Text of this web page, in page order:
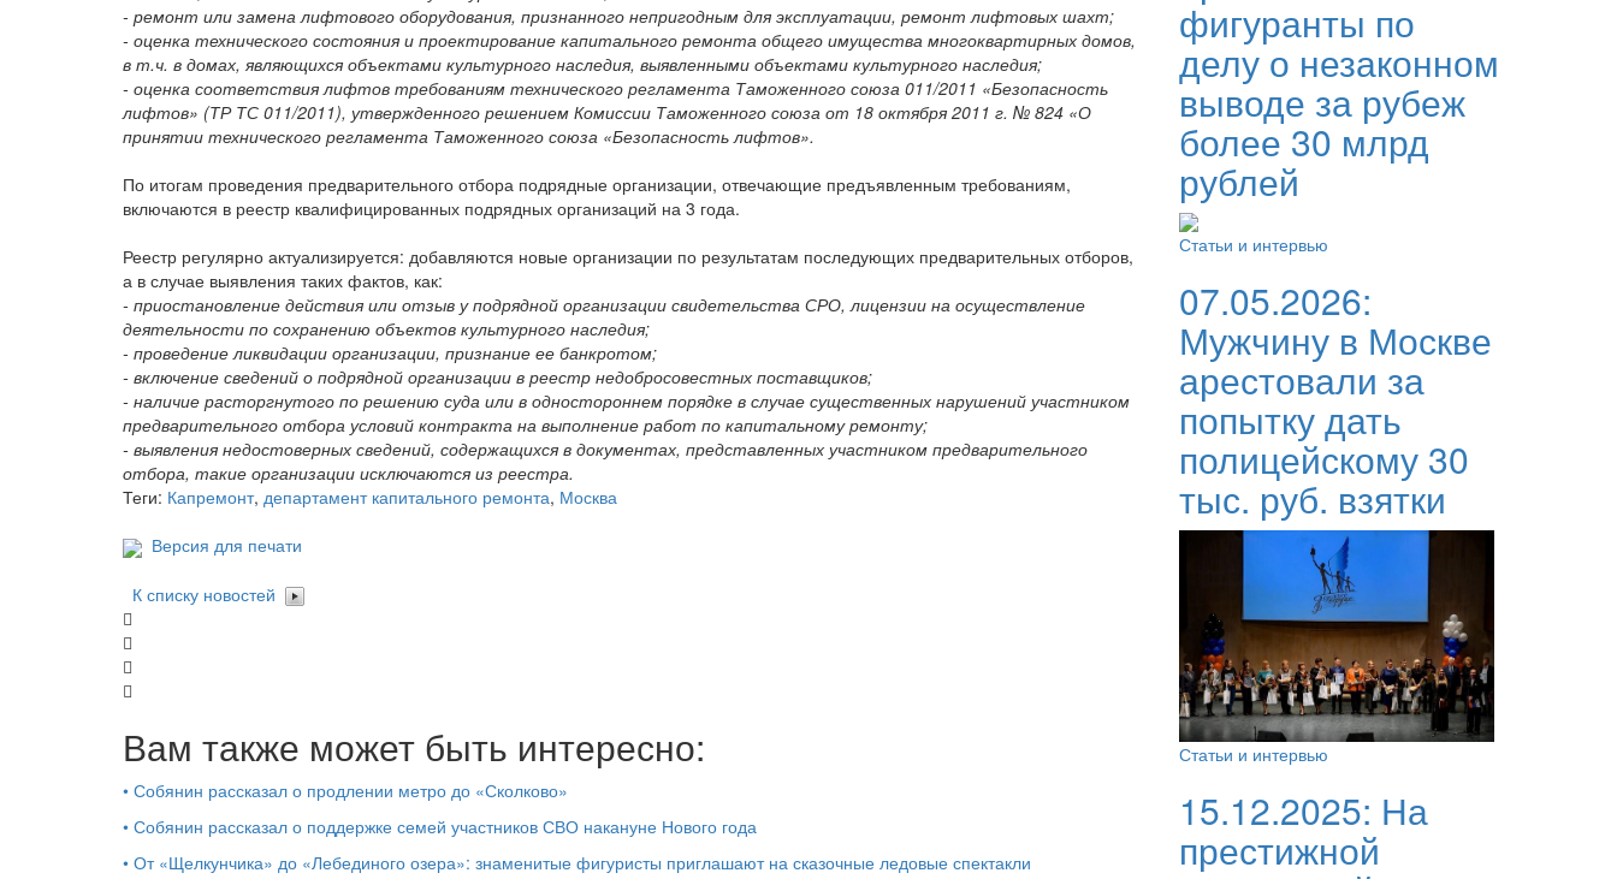
- ремонт или замена лифтового оборудования, признанного непригодным для эксплуатации, ремонт лифтовых шахт;
- оценка технического состояния и проектирование капитального ремонта общего имущества многоквартирных домов,
в т.ч. в домах, являющихся объектами культурного наследия, выявленными объектами культурного наследия;
- оценка соответствия лифтов требованиям технического регламента Таможенного союза 011/2011 «Безопасность
лифтов» (ТР ТС 011/2011), утвержденного решением Комиссии Таможенного союза от 18 октября 2011 г. № 824 «О
принятии технического регламента Таможенного союза «Безопасность лифтов».
По итогам проведения предварительного отбора подрядные организации, отвечающие предъявленным требованиям,
включаются в реестр квалифицированных подрядных организаций на 3 года.
Реестр регулярно актуализируется: добавляются новые организации по результатам последующих предварительных отборов,
а в случае выявления таких фактов, как:
- приостановление действия или отзыв у подрядной организации свидетельства СРО, лицензии на осуществление
деятельности по сохранению объектов культурного наследия;
- проведение ликвидации организации, признание ее банкротом;
- включение сведений о подрядной организации в реестр недобросовестных поставщиков;
- наличие расторгнутого по решению суда или в одностороннем порядке в случае существенных нарушений участником
предварительного отбора условий контракта на выполнение работ по капитальному ремонту;
- выявления недостоверных сведений, содержащихся в документах, представленных участником предварительного
отбора, такие организации исключаются из реестра.
Теги: Капремонт, департамент капитального ремонта, Москва
Версия для печати
К списку новостей
Вам также может быть интересно:
• Собянин рассказал о продлении метро до «Сколково»
• Собянин рассказал о поддержке семей участников СВО накануне Нового года
• От «Щелкунчика» до «Лебединого озера»: знаменитые фигуристы приглашают на сказочные ледовые спектакли
фигуранты по
делу о незаконном
выводе за рубеж
более 30 млрд
рублей
Статьи и интервью
07.05.2026:
Мужчину в Москве
арестовали за
попытку дать
полицейскому 30
тыс. руб. взятки
Статьи и интервью
15.12.2025: На
престижной